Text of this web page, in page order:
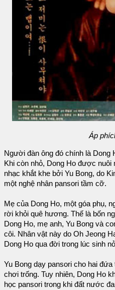
Áp
Người đàn ông đó chính là Dong
Khi còn nhỏ, Dong Ho được
nhạc khắt khe bởi Yu Bong, do
một nghệ nhân pansori tầm cỡ.
Mẹ của Dong Ho, một góa phụ,
rời khỏi quê hương. Thế là bốn
Dong Ho, mẹ anh, Yu Bong và
côi. Nhân vật này do Oh Jeong
Dong Ho qua đời trong lúc sinh
Yu Bong dạy pansori cho hai
chơi trống. Tuy nhiên, Dong Ho
học pansori trong khi đất nước